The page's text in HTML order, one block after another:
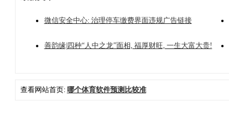
微信安全中心: 治理停车缴费界面违规广告链接
善韵缘|四种“人中之龙”面相, 福厚财旺, 一生大富大贵!
查看网站首页: 哪个体育软件预测比较准